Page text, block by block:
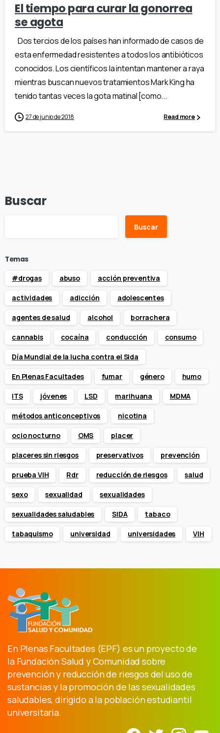
El tiempo para curar la gonorrea
se agota
Dos tercios de los países han informado de casos de
esta enfermedad resistentes a todos los antibióticos
conocidos. Los científicos la intentan mantener a raya
mientras buscan nuevos tratamientos Mark King ha
tenido tantas veces la gota matinal [como...
27 de junio de 2018 Read more
Buscar
Buscar
Temas
#drogas
abuso acción preventiva
actividades adicción adolescentes
agentes de salud alcohol borrachera
cannabis cocaína conducción consumo
Día Mundial de la lucha contra el Sida
En Plenas Facultades fumar género humo
ITS jóvenes LSD marihuana MDMA
métodos anticonceptivos nicotina
ocio nocturno OMS placer
placeres sin riesgos preservativos prevención
prueba VIH Rdr reducción de riesgos salud
sexo sexualidad sexualidades
sexualidades saludables SIDA tabaco
tabaquismo universidad universidades VIH
En Plenas Facultades (EPF) es un proyecto de
la Fundación Salud y Comunidad sobre
prevención y reducción de riesgos del uso de
sustancias y la promoción de las sexualidades
saludables, dirigido a la población estudiantil
universitaria.